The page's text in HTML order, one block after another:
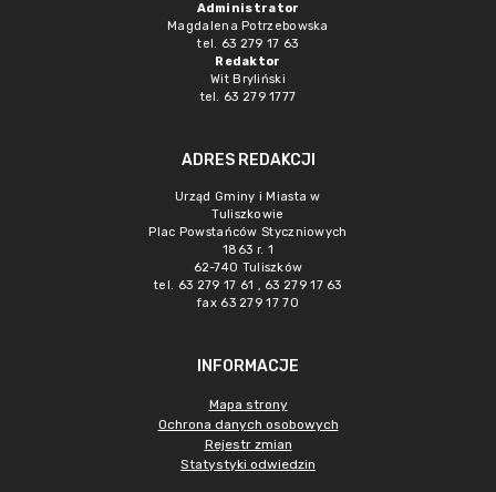
Administrator
Magdalena Potrzebowska
tel. 63 279 17 63
Redaktor
Wit Bryliński
tel. 63 279 1777
ADRES REDAKCJI
Urząd Gminy i Miasta w
Tuliszkowie
Plac Powstańców Styczniowych
1863 r. 1
62-740 Tuliszków
tel. 63 279 17 61 , 63 279 17 63
fax 63 279 17 70
INFORMACJE
Mapa strony
Ochrona danych osobowych
Rejestr zmian
Statystyki odwiedzin